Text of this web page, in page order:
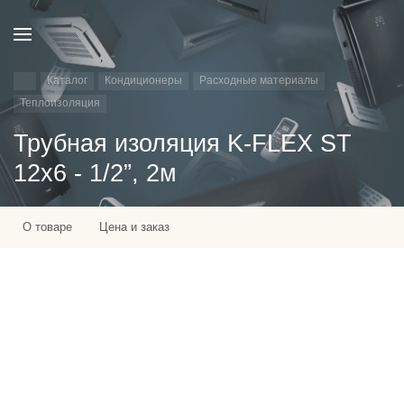
Каталог Кондиционеры
Расходные материалы
Теплоизоляция
Трубная изоляция K-FLEX ST
12х6 - 1/2”, 2м
О товаре Цена и заказ